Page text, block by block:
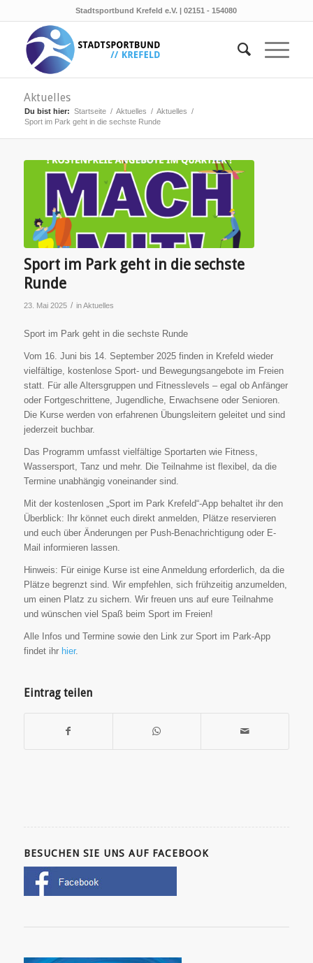
Stadtsportbund Krefeld e.V. | 02151 - 154080
Aktuelles
Du bist hier: Startseite / Aktuelles / Aktuelles /
Sport im Park geht in die sechste Runde
Sport im Park geht in die sechste
Runde
23. Mai 2025 / inAktuelles
Sport im Park geht in die sechste Runde
Vom 16. Juni bis 14. September 2025 finden in Krefeld wieder
vielfältige, kostenlose Sport- und Bewegungsangebote im Freien
statt. Für alle Altersgruppen und Fitnesslevels – egal ob Anfänger
oder Fortgeschrittene, Jugendliche, Erwachsene oder Senioren.
Die Kurse werden von erfahrenen Übungsleitern geleitet und sind
jederzeit buchbar.
Das Programm umfasst vielfältige Sportarten wie Fitness,
Wassersport, Tanz und mehr. Die Teilnahme ist flexibel, da die
Termine unabhängig voneinander sind.
Mit der kostenlosen „Sport im Park Krefeld“-App behaltet ihr den
Überblick: Ihr könnet euch direkt anmelden, Plätze reservieren
und euch über Änderungen per Push-Benachrichtigung oder E-
Mail informieren lassen.
Hinweis: Für einige Kurse ist eine Anmeldung erforderlich, da die
Plätze begrenzt sind. Wir empfehlen, sich frühzeitig anzumelden,
um einen Platz zu sichern. Wir freuen uns auf eure Teilnahme
und wünschen viel Spaß beim Sport im Freien!
Alle Infos und Termine sowie den Link zur Sport im Park-App
findet ihr hier.
Eintrag teilen
BESUCHEN SIE UNS AUF FACEBOOK